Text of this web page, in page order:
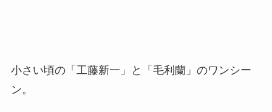
小さい頃の「工藤新一」と「毛利蘭」のワンシー
ン。